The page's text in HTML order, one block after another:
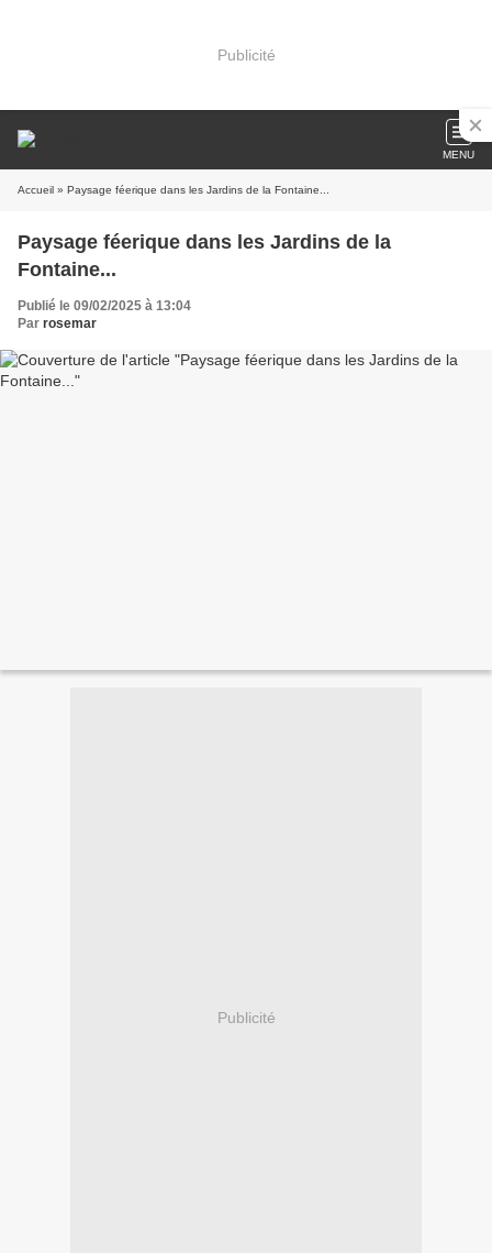
Publicité
MENU
Accueil » Paysage féerique dans les Jardins de la Fontaine...
Paysage féerique dans les Jardins de la
Fontaine...
Publié le 09/02/2025 à 13:04
Par rosemar
Publicité